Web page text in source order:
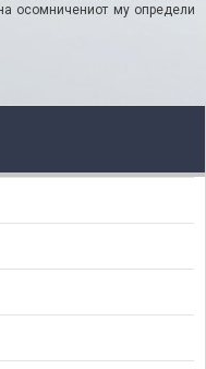
осомничениот му определи